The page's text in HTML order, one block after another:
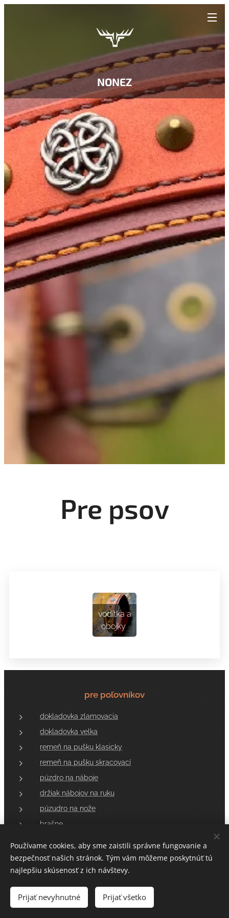
NONEZ
Pre psov
vodítka a
obojky
pre poľovníkov
dokladovka zlamovacia
dokladovka velka
remeň na pušku klasicky
remeň na pušku skracovací
púzdro na náboje
držiak nábojov na ruku
púzudro na nože
brašne
štýlové dolnky
opasky
Používame cookies, aby sme zaistili správne fungovanie a
bezpečnosť našich stránok. Tým vám môžeme poskytnúť tú
najlepšiu skúsenosť z ich návštevy.
Prijať nevyhnutné Prijať všetko